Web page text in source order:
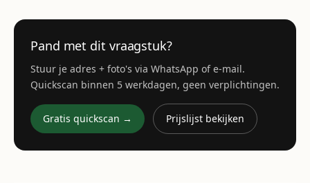
Pand met dit vraagstuk?
Stuur je adres + foto's via WhatsApp of e-mail.
Quickscan binnen 5 werkdagen, geen verplichtingen.
Gratis quickscan → Prijslijst bekijken